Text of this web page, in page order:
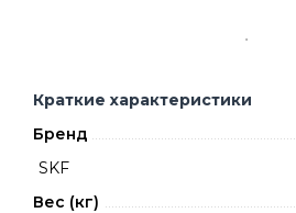
Краткие характеристики
Бренд
SKF
Вес (кг)